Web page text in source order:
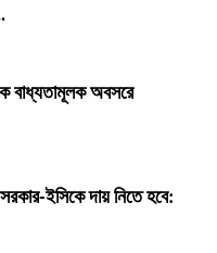
বাধ্যতামূলক অবসরে
সরকার-ইসিকে দায় নিতে হবে: